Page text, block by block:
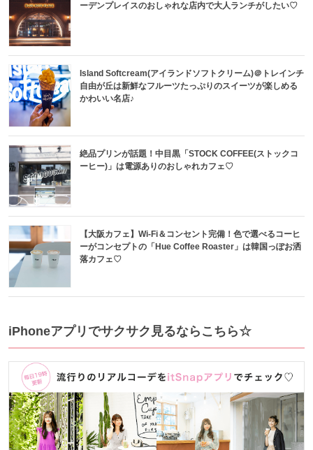
ーデンプレイスのおしゃれな店内で大人ランチがしたい♡
Island Softcream(アイランドソフトクリーム)＠トレインチ
自由が丘は新鮮なフルーツたっぷりのスイーツが楽しめる
かわいい名店♪
絶品プリンが話題！中目黒「STOCK COFFEE(ストックコ
ーヒー)」は電源ありのおしゃれカフェ♡
【大阪カフェ】Wi-Fi＆コンセント完備！色で選べるコーヒ
ーがコンセプトの「Hue Coffee Roaster」は韓国っぽお洒
落カフェ♡
iPhoneアプリでサクサク見るならこちら☆